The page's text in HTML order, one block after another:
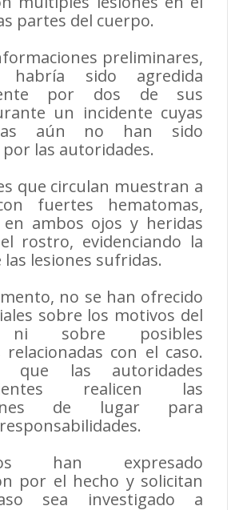
partes del cuerpo.
preliminares,
habría sido agredida
por dos de sus
un incidente cuyas
aún no han sido
por las autoridades.
que circulan muestran a
fuertes hematomas,
en ambos ojos y heridas
rostro, evidenciando la
las lesiones sufridas.
no se han ofrecido
sobre los motivos del
ni sobre posibles
relacionadas con el caso.
que las autoridades
realicen las
de lugar para
han expresado
por el hecho y solicitan
sea investigado a